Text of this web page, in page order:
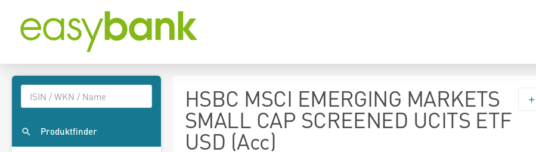
Produktfinder
HSBC MSCI EMERGING MARKETS
SMALL CAP SCREENED UCITS ETF
USD (Acc)